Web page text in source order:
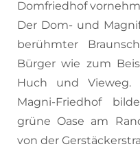
Domfriedhof
Der Dom- und
berühmter
Bürger wie zum
Huch und
Magni-Friedhof
grüne Oase am
von der